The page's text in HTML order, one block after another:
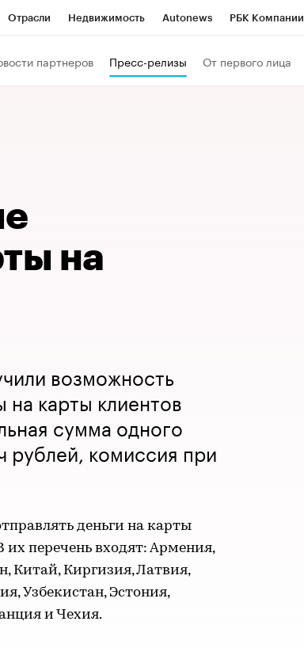
Отрасли Недвижимость Autonews РБК Компании
партнеров Пресс-релизы От первого лица
на
возможность
карты клиентов
сумма одного
рублей, комиссия при
деньги на карты
их перечень входят: Армения,
Китай, Киргизия, Латвия,
Узбекистан, Эстония,
и Чехия.